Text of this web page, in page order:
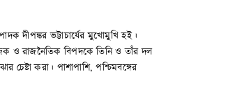
দীপঙ্কর ভট্টাচার্যের মুখোমুখি হই।
ও রাজনৈতিক বিপদকে তিনি ও তাঁর দল
করা। পাশাপাশি, পশ্চিমবঙ্গের